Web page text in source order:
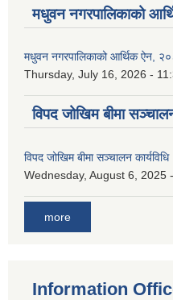
मधुवन नगरपालिकाको
मधुवन नगरपालिकाको आर्थिक ऐन,
Thursday, July 16, 2026 -
विपद जोखिम बीमा
विपद जोखिम बीमा सञ्चालन
Wednesday, August 6, 2025
more
Information